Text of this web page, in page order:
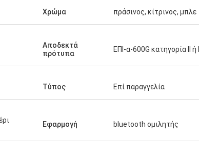
Χρώμα πράσινος, κίτρινος, μπλε
Αποδεκτά
πρότυπα
ΕΠΙ-α-600G κατηγορία ΙΙ ή ΙΙΙ
Τύπος Επί παραγγελία
Εφαρμογή bluetooth ομιλητής